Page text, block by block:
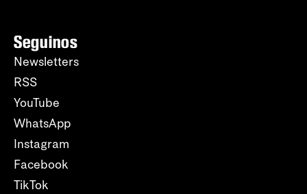
Seguinos
Newsletters
RSS
YouTube
WhatsApp
Instagram
Facebook
TikTok